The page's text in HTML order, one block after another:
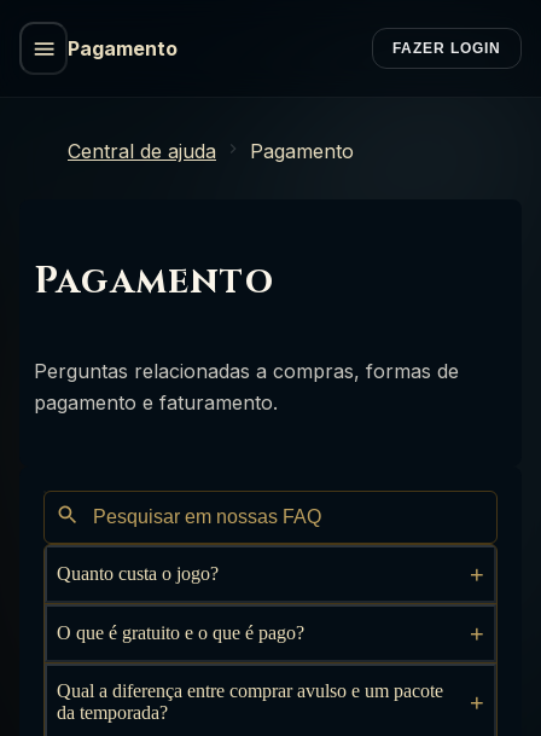
Pagamento FAZER LOGIN
Central de ajuda Pagamento
Pagamento
Perguntas relacionadas a compras, formas de
pagamento e faturamento.
Quanto custa o jogo? +
O que é gratuito e o que é pago? +
Qual a diferença entre comprar avulso e um pacote
da temporada?
+